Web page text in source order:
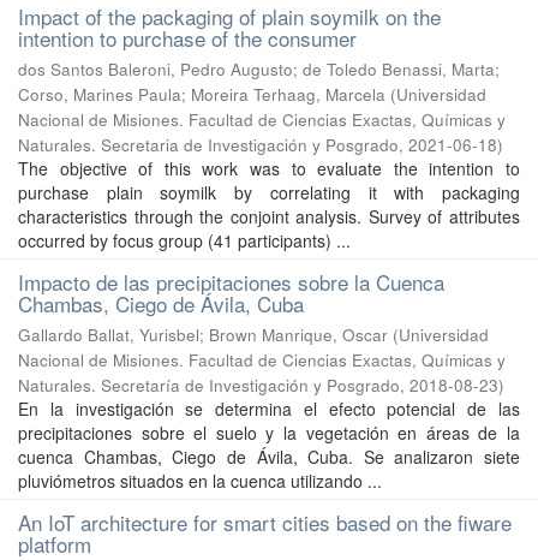
Impact of the packaging of plain soymilk on the
intention to purchase of the consumer
dos Santos Baleroni, Pedro Augusto; de Toledo Benassi, Marta;
Corso, Marines Paula; Moreira Terhaag, Marcela (Universidad
Nacional de Misiones. Facultad de Ciencias Exactas, Químicas y
Naturales. Secretaria de Investigación y Posgrado, 2021-06-18)
The objective of this work was to evaluate the intention to
purchase plain soymilk by correlating it with packaging
characteristics through the conjoint analysis. Survey of attributes
occurred by focus group (41 participants) ...
Impacto de las precipitaciones sobre la Cuenca
Chambas, Ciego de Ávila, Cuba
Gallardo Ballat, Yurisbel; Brown Manrique, Oscar (Universidad
Nacional de Misiones. Facultad de Ciencias Exactas, Químicas y
Naturales. Secretaría de Investigación y Posgrado, 2018-08-23)
En la investigación se determina el efecto potencial de las
precipitaciones sobre el suelo y la vegetación en áreas de la
cuenca Chambas, Ciego de Ávila, Cuba. Se analizaron siete
pluviómetros situados en la cuenca utilizando ...
An IoT architecture for smart cities based on the fiware
platform